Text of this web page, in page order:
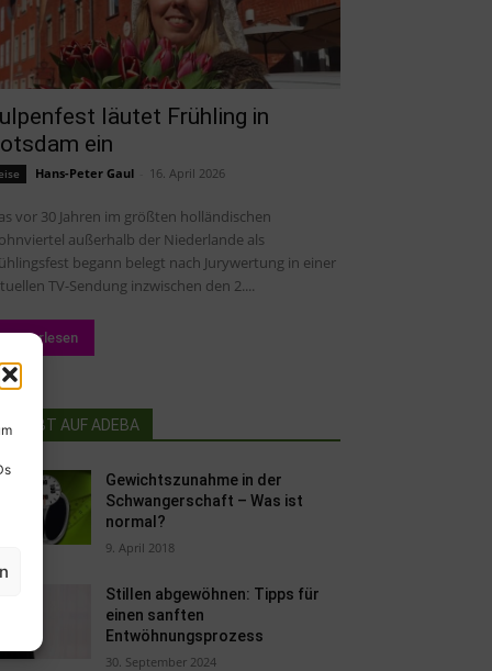
läutet Frühling in
ein
Hans-Peter Gaul 16. April 2026
vor 30 Jahren im größten holländischen
außerhalb der Niederlande als
begann belegt nach Jurywertung in einer
TV-Sendung inzwischen den 2....
Weiterlesen
BELIEBT AUF ADEBA
Gewichtszunahme in der
Schwangerschaft – Was ist
normal?
9. April 2018
Stillen abgewöhnen: Tipps für
einen sanften
Entwöhnungsprozess
30. September 2024